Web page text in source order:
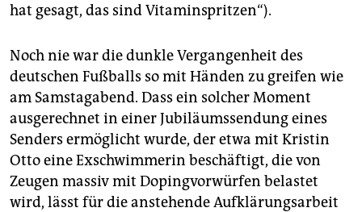
hat gesagt, das sind Vitaminspritzen“).
Noch nie war die dunkle Vergangenheit des
deutschen Fußballs so mit Händen zu greifen wie
am Samstagabend. Dass ein solcher Moment
ausgerechnet in einer Jubiläumssendung eines
Senders ermöglicht wurde, der etwa mit Kristin
Otto eine Exschwimmerin beschäftigt, die von
Zeugen massiv mit Dopingvorwürfen belastet
wird, lässt für die anstehende Aufklärungsarbeit